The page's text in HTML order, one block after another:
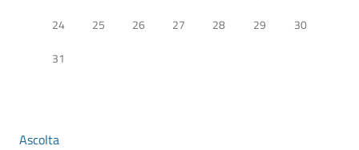
24
25 26 27 28 29
30
31
Ascolta